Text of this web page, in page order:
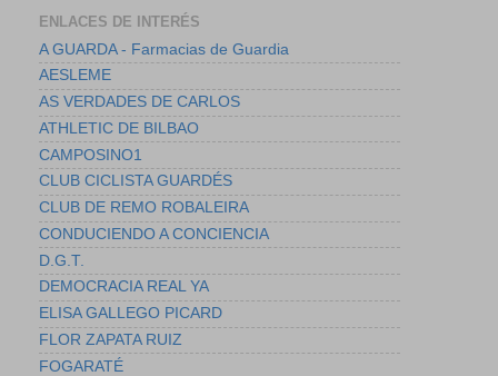
ENLACES DE INTERÉS
A GUARDA - Farmacias de Guardia
AESLEME
AS VERDADES DE CARLOS
ATHLETIC DE BILBAO
CAMPOSINO1
CLUB CICLISTA GUARDÉS
CLUB DE REMO ROBALEIRA
CONDUCIENDO A CONCIENCIA
D.G.T.
DEMOCRACIA REAL YA
ELISA GALLEGO PICARD
FLOR ZAPATA RUIZ
FOGARATÉ